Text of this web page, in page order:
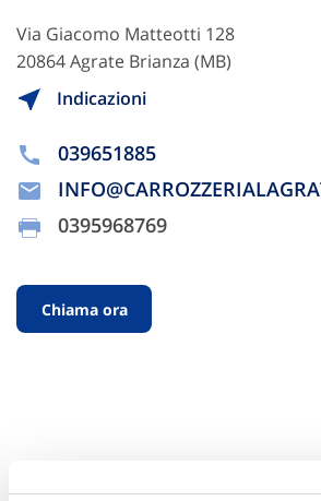
Via Giacomo Matteotti 128
20864 Agrate Brianza (MB)
Indicazioni
039651885
0395968769
Chiama ora